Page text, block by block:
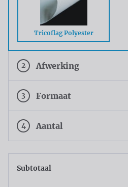
Tricoflag Polyester
2 Afwerking
3 Formaat
4 Aantal
Subtotaal